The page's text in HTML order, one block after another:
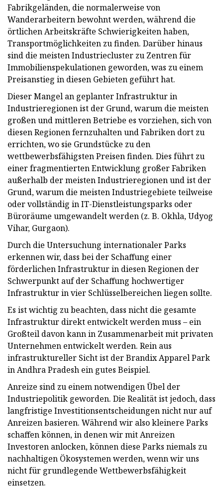
Fabrikgeländen, die normalerweise von
Wanderarbeitern bewohnt werden, während die
örtlichen Arbeitskräfte Schwierigkeiten haben,
Transportmöglichkeiten zu finden. Darüber hinaus
sind die meisten Industriecluster zu Zentren für
Immobilienspekulationen geworden, was zu einem
Preisanstieg in diesen Gebieten geführt hat.
Dieser Mangel an geplanter Infrastruktur in
Industrieregionen ist der Grund, warum die meisten
großen und mittleren Betriebe es vorziehen, sich von
diesen Regionen fernzuhalten und Fabriken dort zu
errichten, wo sie Grundstücke zu den
wettbewerbsfähigsten Preisen finden. Dies führt zu
einer fragmentierten Entwicklung großer Fabriken
außerhalb der meisten Industrieregionen und ist der
Grund, warum die meisten Industriegebiete teilweise
oder vollständig in IT-Dienstleistungsparks oder
Büroräume umgewandelt werden (z. B. Okhla, Udyog
Vihar, Gurgaon).
Durch die Untersuchung internationaler Parks
erkennen wir, dass bei der Schaffung einer
förderlichen Infrastruktur in diesen Regionen der
Schwerpunkt auf der Schaffung hochwertiger
Infrastruktur in vier Schlüsselbereichen liegen sollte.
Es ist wichtig zu beachten, dass nicht die gesamte
Infrastruktur direkt entwickelt werden muss – ein
Großteil davon kann in Zusammenarbeit mit privaten
Unternehmen entwickelt werden. Rein aus
infrastruktureller Sicht ist der Brandix Apparel Park
in Andhra Pradesh ein gutes Beispiel.
Anreize sind zu einem notwendigen Übel der
Industriepolitik geworden. Die Realität ist jedoch, dass
langfristige Investitionsentscheidungen nicht nur auf
Anreizen basieren. Während wir also kleinere Parks
schaffen können, in denen wir mit Anreizen
Investoren anlocken, können diese Parks niemals zu
nachhaltigen Ökosystemen werden, wenn wir uns
nicht für grundlegende Wettbewerbsfähigkeit
einsetzen.